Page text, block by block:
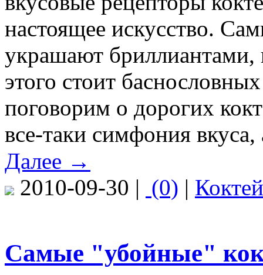
настоящее искусство.
украшают бриллиантами,
этого стоит
поговорим о дорогих
все-таки симфония
Далее →
2010-09-30 | (0) |
Самые "убойные"